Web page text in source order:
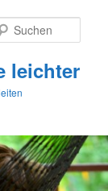
leichter